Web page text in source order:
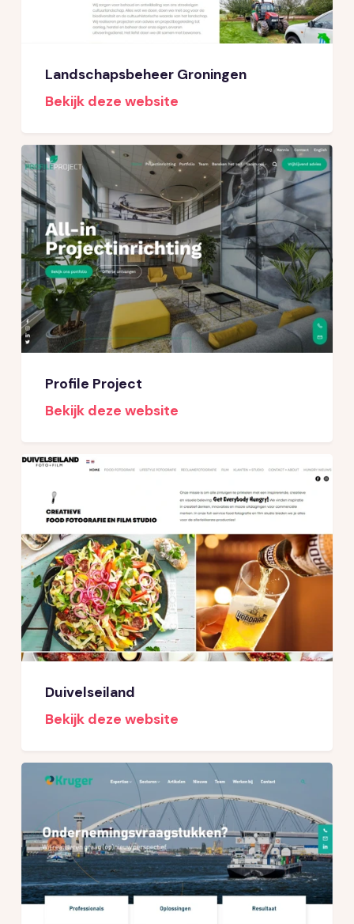
Landschapsbeheer Groningen
Bekijk deze website
Profile Project
Bekijk deze website
Duivelseiland
Bekijk deze website